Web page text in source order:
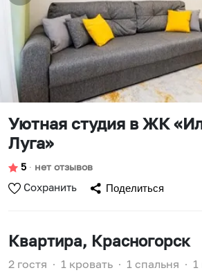
Уютная студия в ЖК
Луга»
5 ∙ нет отзывов
Сохранить Поделиться
Квартира, Красногорск
2 гостя ∙ 1 кровать ∙ 1 спальня ∙